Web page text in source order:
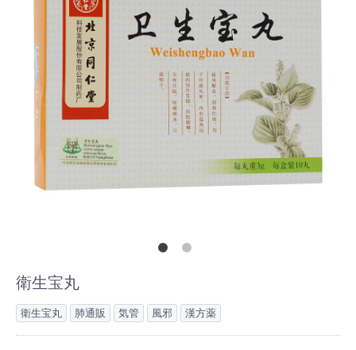
衛生宝丸
衛生宝丸 肺通販 気管 風邪 漢方薬